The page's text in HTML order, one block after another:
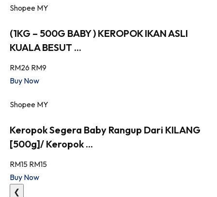
Shopee MY
(1KG – 500G BABY ) KEROPOK IKAN ASLI
KUALA BESUT ...
RM26 RM9
Buy Now
Shopee MY
Keropok Segera Baby Rangup Dari KILANG
[500g]/ Keropok ...
RM15 RM15
Buy Now
❮